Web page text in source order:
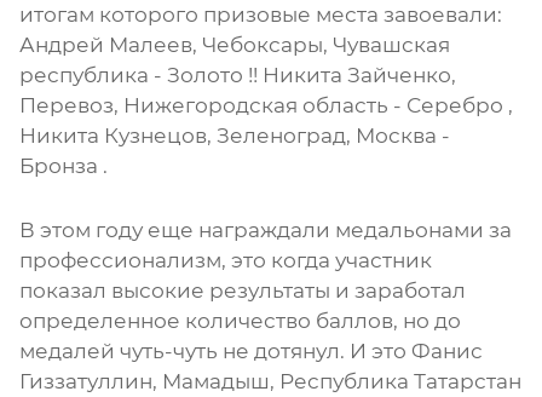
итогам которого призовые места завоевали:
Андрей Малеев, Чебоксары, Чувашская
республика - Золото !! Никита Зайченко,
Перевоз, Нижегородская область - Серебро ,
Никита Кузнецов, Зеленоград, Москва -
Бронза .
В этом году еще награждали медальонами за
профессионализм, это когда участник
показал высокие результаты и заработал
определенное количество баллов, но до
медалей чуть-чуть не дотянул. И это Фанис
Гиззатуллин, Мамадыш, Республика Татарстан